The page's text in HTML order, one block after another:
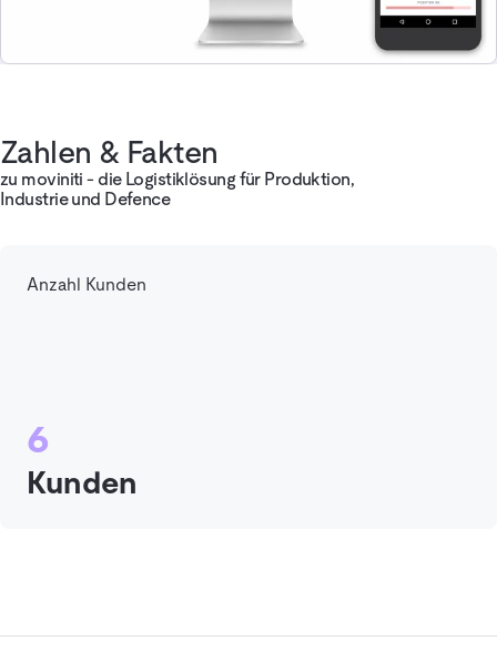
Zahlen & Fakten
zu moviniti - die Logistiklösung für Produktion,
Industrie und Defence
Anzahl Kunden
6
Kunden